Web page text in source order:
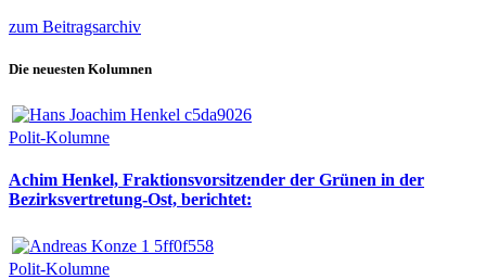
zum Beitragsarchiv
Die neuesten Kolumnen
Polit-Kolumne
Achim Henkel, Fraktionsvorsitzender der Grünen in der
Bezirksvertretung-Ost, berichtet:
Polit-Kolumne